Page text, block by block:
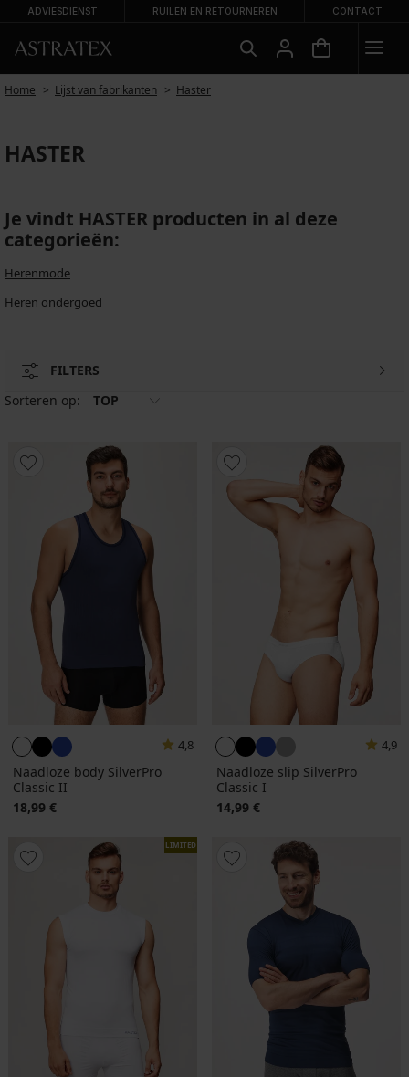
ADVIESDIENST RUILEN EN RETOURNEREN CONTACT
Home Lijst van fabrikanten Haster
HASTER
Je vindt HASTER producten in al deze
categorieën:
Herenmode
Heren ondergoed
FILTERS
Sorteren op:
TOP
4,8
Naadloze body SilverPro
Classic II
18,99 €
4,9
Naadloze slip SilverPro
Classic I
14,99 €
LIMITED